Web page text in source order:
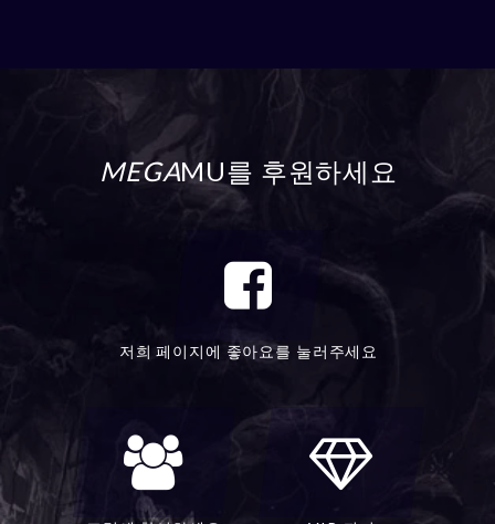
MEGAMU를 후원하세요
저희 페이지에 좋아요를 눌러주세요